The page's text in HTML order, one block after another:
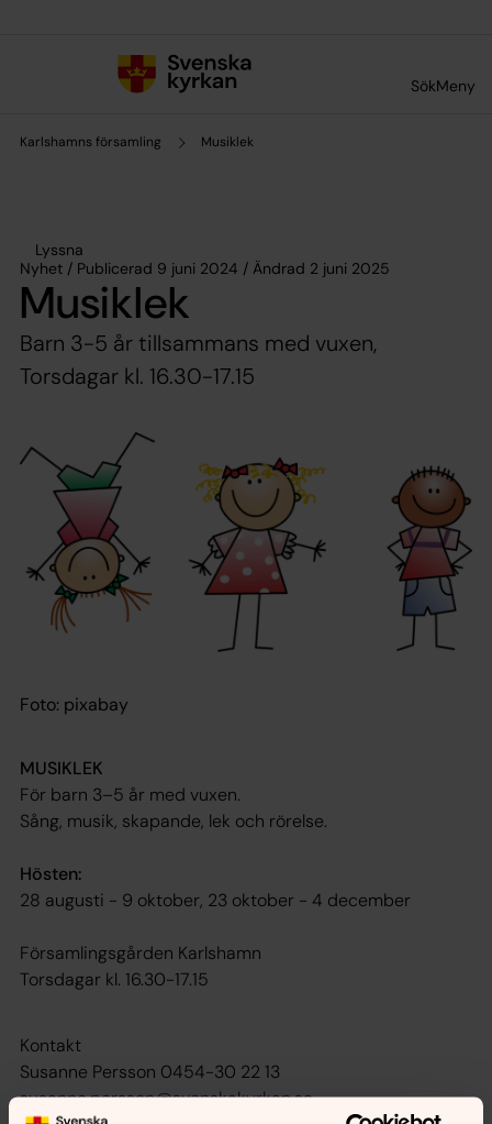
SökMeny
Karlshamns församling Musiklek
Lyssna
Nyhet / Publicerad 9 juni 2024 / Ändrad 2 juni 2025
Musiklek
Barn 3-5 år tillsammans med vuxen,
Torsdagar kl. 16.30-17.15
Foto: pixabay
MUSIKLEK
För barn 3–5 år med vuxen.
Sång, musik, skapande, lek och rörelse.
Hösten:
28 augusti - 9 oktober, 23 oktober - 4 december
Församlingsgården Karlshamn
Torsdagar kl. 16.30-17.15
Kontakt
Susanne Persson 0454-30 22 13
susanne.persson@svenskakyrkan.se